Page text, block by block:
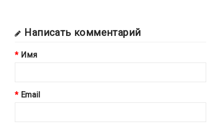
Написать комментарий
Имя
Email